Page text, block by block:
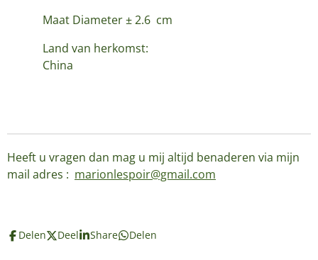
Maat Diameter ± 2.6 cm
Land van herkomst:
China
Heeft u vragen dan mag u mij altijd benaderen via mijn
mail adres : marionlespoir@gmail.com
Delen Deel Share Delen